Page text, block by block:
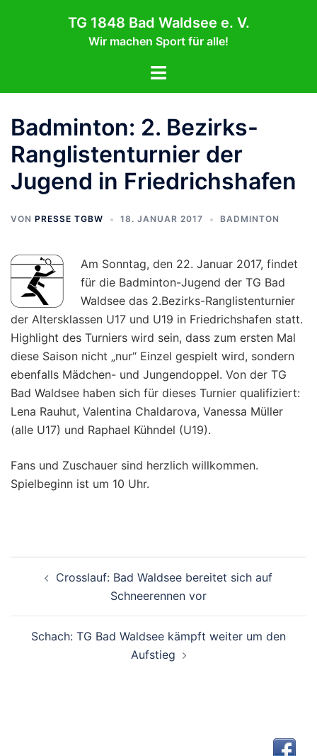
TG 1848 Bad Waldsee e. V.
Wir machen Sport für alle!
Menü
Badminton: 2. Bezirks-
Ranglistenturnier der
Jugend in Friedrichshafen
VON PRESSE TGBW 18. JANUAR 2017 BADMINTON
Am Sonntag, den 22. Januar 2017, findet
für die Badminton-Jugend der TG Bad
Waldsee das 2.Bezirks-Ranglistenturnier
der Altersklassen U17 und U19 in Friedrichshafen statt.
Highlight des Turniers wird sein, dass zum ersten Mal
diese Saison nicht „nur“ Einzel gespielt wird, sondern
ebenfalls Mädchen- und Jungendoppel. Von der TG
Bad Waldsee haben sich für dieses Turnier qualifiziert:
Lena Rauhut, Valentina Chaldarova, Vanessa Müller
(alle U17) und Raphael Kühndel (U19).
Fans und Zuschauer sind herzlich willkommen.
Spielbeginn ist um 10 Uhr.
Crosslauf: Bad Waldsee bereitet sich auf
Schneerennen vor
Schach: TG Bad Waldsee kämpft weiter um den
Aufstieg